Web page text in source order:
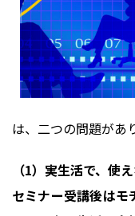
は、二つの問題があ
（1）実生活で、使え
セミナー受講後はモ